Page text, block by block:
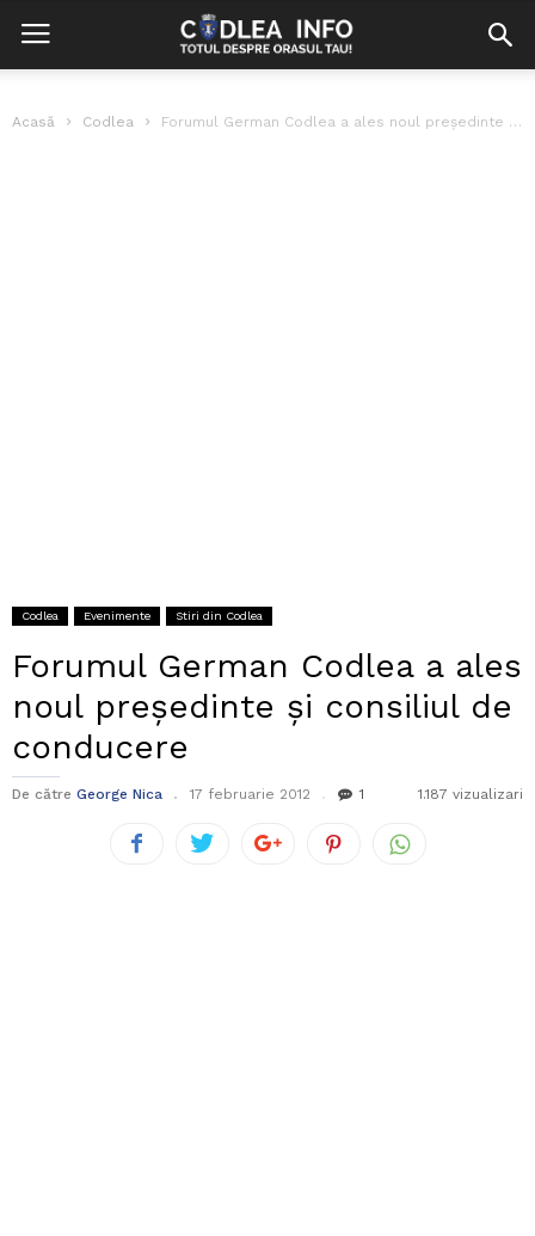
Acasă Codlea Forumul German Codlea a ales noul președinte și consiliul de conducere
Codlea Evenimente Stiri din Codlea
Forumul German Codlea a ales
noul președinte și consiliul de
conducere
De către George Nica 17 februarie 2012 1 1.187 vizualizari